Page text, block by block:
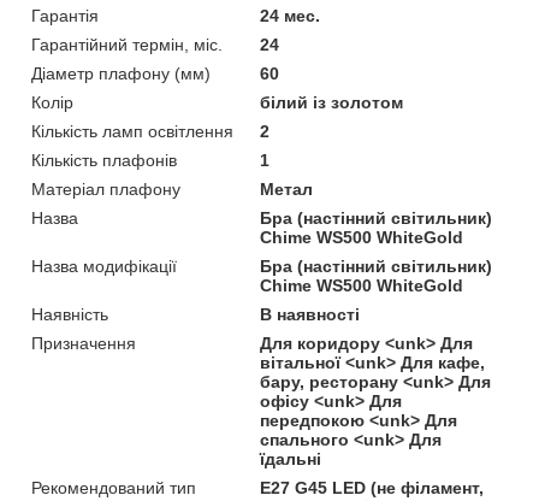
Гарантія
24 мес.
Гарантійний термін, міс.
24
Діаметр плафону (мм)
60
Колір
білий із золотом
Кількість ламп освітлення
2
Кількість плафонів
1
Матеріал плафону
Метал
Назва
Бра (настінний світильник)
Chime WS500 WhiteGold
Назва модифікації
Бра (настінний світильник)
Chime WS500 WhiteGold
Наявність
В наявності
Призначення
Для коридору <unk> Для
вітальної <unk> Для кафе,
бару, ресторану <unk> Для
офісу <unk> Для
передпокою <unk> Для
спального <unk> Для
їдальні
Рекомендований тип
Е27 G45 LED (не філамент,